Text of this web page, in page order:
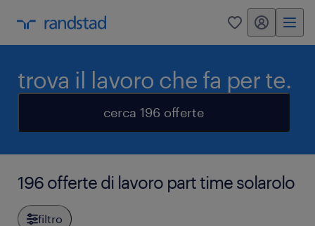
0 my randstad
trova il lavoro che fa per te.
cerca 196 offerte
196 offerte di lavoro part time solarolo
filtro